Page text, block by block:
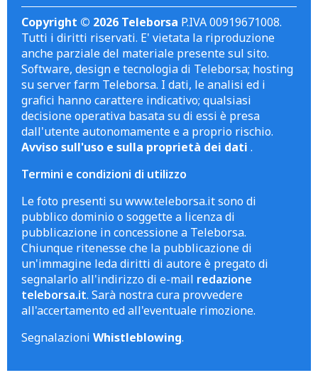
Copyright © 2026 Teleborsa P.IVA 00919671008.
Tutti i diritti riservati. E' vietata la riproduzione
anche parziale del materiale presente sul sito.
Software, design e tecnologia di Teleborsa; hosting
su server farm Teleborsa. I dati, le analisi ed i
grafici hanno carattere indicativo; qualsiasi
decisione operativa basata su di essi è presa
dall'utente autonomamente e a proprio rischio.
Avviso sull'uso e sulla proprietà dei dati .
Termini e condizioni di utilizzo
Le foto presenti su www.teleborsa.it sono di
pubblico dominio o soggette a licenza di
pubblicazione in concessione a Teleborsa.
Chiunque ritenesse che la pubblicazione di
un'immagine leda diritti di autore è pregato di
segnalarlo all'indirizzo di e-mail redazione
teleborsa.it. Sarà nostra cura provvedere
all'accertamento ed all'eventuale rimozione.
Segnalazioni Whistleblowing.